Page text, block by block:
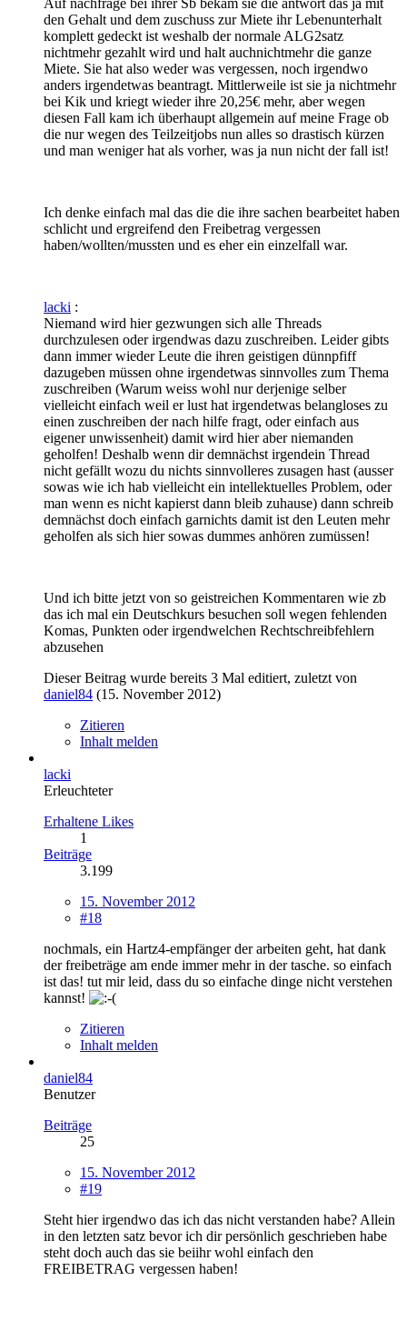
den Gehalt und dem zuschuss zur Miete ihr Lebenunterhalt
komplett gedeckt ist weshalb der normale ALG2satz
nichtmehr gezahlt wird und halt auchnichtmehr die ganze
Miete. Sie hat also weder was vergessen, noch irgendwo
anders irgendetwas beantragt. Mittlerweile ist sie ja nichtmehr
bei Kik und kriegt wieder ihre 20,25€ mehr, aber wegen
diesen Fall kam ich überhaupt allgemein auf meine Frage ob
die nur wegen des Teilzeitjobs nun alles so drastisch kürzen
und man weniger hat als vorher, was ja nun nicht der fall ist!
Ich denke einfach mal das die die ihre sachen bearbeitet haben
schlicht und ergreifend den Freibetrag vergessen
haben/wollten/mussten und es eher ein einzelfall war.
lacki :
Niemand wird hier gezwungen sich alle Threads
durchzulesen oder irgendwas dazu zuschreiben. Leider gibts
dann immer wieder Leute die ihren geistigen dünnpfiff
dazugeben müssen ohne irgendetwas sinnvolles zum Thema
zuschreiben (Warum weiss wohl nur derjenige selber
vielleicht einfach weil er lust hat irgendetwas belangloses zu
einen zuschreiben der nach hilfe fragt, oder einfach aus
eigener unwissenheit) damit wird hier aber niemanden
geholfen! Deshalb wenn dir demnächst irgendein Thread
nicht gefällt wozu du nichts sinnvolleres zusagen hast (ausser
sowas wie ich hab vielleicht ein intellektuelles Problem, oder
man wenn es nicht kapierst dann bleib zuhause) dann schreib
demnächst doch einfach garnichts damit ist den Leuten mehr
geholfen als sich hier sowas dummes anhören zumüssen!
Und ich bitte jetzt von so geistreichen Kommentaren wie zb
das ich mal ein Deutschkurs besuchen soll wegen fehlenden
Komas, Punkten oder irgendwelchen Rechtschreibfehlern
abzusehen
Dieser Beitrag wurde bereits 3 Mal editiert, zuletzt von
daniel84 (15. November 2012)
Zitieren
Inhalt melden
lacki
Erleuchteter
Erhaltene Likes
1
Beiträge
3.199
15. November 2012
#18
nochmals, ein Hartz4-empfänger der arbeiten geht, hat dank
der freibeträge am ende immer mehr in der tasche. so einfach
ist das! tut mir leid, dass du so einfache dinge nicht verstehen
kannst!
Zitieren
Inhalt melden
daniel84
Benutzer
Beiträge
25
15. November 2012
#19
Steht hier irgendwo das ich das nicht verstanden habe? Allein
in den letzten satz bevor ich dir persönlich geschrieben habe
steht doch auch das sie beiihr wohl einfach den
FREIBETRAG vergessen haben!